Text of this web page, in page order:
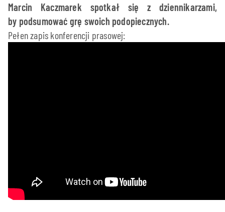
Marcin Kaczmarek spotkał się z dziennikarzami,
by podsumować grę swoich podopiecznych.
Pełen zapis konferencji prasowej: